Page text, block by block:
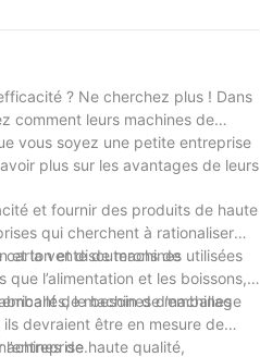
? Ne cherchez plus ! Dans
comment leurs machines de
vous soyez une petite entreprise
plus sur les avantages de leurs
et fournir des produits de haute
qui cherchent à rationaliser
carton et discuterons de
et la vente de machines utilisées
l’alimentation et les boissons,
le besoin de machines
de machines d’emballage
devraient être en mesure de
de haute qualité,